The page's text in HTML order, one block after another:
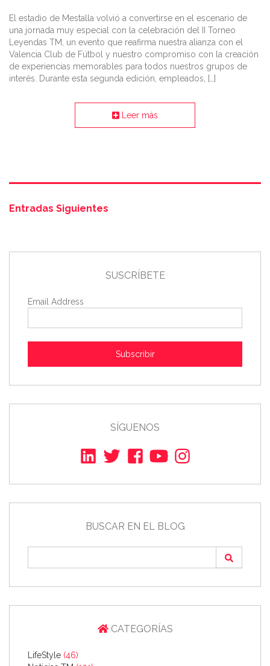
El estadio de Mestalla volvió a convertirse en el escenario de
una jornada muy especial con la celebración del II Torneo
Leyendas TM, un evento que reafirma nuestra alianza con el
Valencia Club de Fútbol y nuestro compromiso con la creación
de experiencias memorables para todos nuestros grupos de
interés. Durante esta segunda edición, empleados, […]
Leer más
Entradas Siguientes
SUSCRÍBETE
Email Address
Subscribir
SÍGUENOS
BUSCAR EN EL BLOG
CATEGORÍAS
LifeStyle (46)